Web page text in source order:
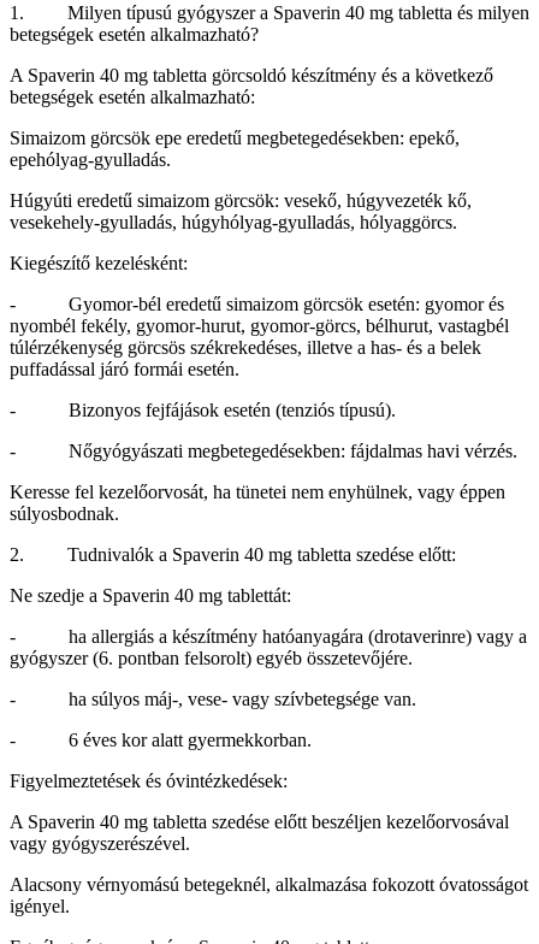
1. Milyen típusú gyógyszer a Spaverin 40 mg tabletta és milyen
betegségek esetén alkalmazható?
A Spaverin 40 mg tabletta görcsoldó készítmény és a következő
betegségek esetén alkalmazható:
Simaizom görcsök epe eredetű megbetegedésekben: epekő,
epehólyag-gyulladás.
Húgyúti eredetű simaizom görcsök: vesekő, húgyvezeték kő,
vesekehely-gyulladás, húgyhólyag-gyulladás, hólyaggörcs.
Kiegészítő kezelésként:
- Gyomor-bél eredetű simaizom görcsök esetén: gyomor és
nyombél fekély, gyomor-hurut, gyomor-görcs, bélhurut, vastagbél
túlérzékenység görcsös székrekedéses, illetve a has- és a belek
puffadással járó formái esetén.
- Bizonyos fejfájások esetén (tenziós típusú).
- Nőgyógyászati megbetegedésekben: fájdalmas havi vérzés.
Keresse fel kezelőorvosát, ha tünetei nem enyhülnek, vagy éppen
súlyosbodnak.
2. Tudnivalók a Spaverin 40 mg tabletta szedése előtt:
Ne szedje a Spaverin 40 mg tablettát:
- ha allergiás a készítmény hatóanyagára (drotaverinre) vagy a
gyógyszer (6. pontban felsorolt) egyéb összetevőjére.
- ha súlyos máj-, vese- vagy szívbetegsége van.
- 6 éves kor alatt gyermekkorban.
Figyelmeztetések és óvintézkedések:
A Spaverin 40 mg tabletta szedése előtt beszéljen kezelőorvosával
vagy gyógyszerészével.
Alacsony vérnyomású betegeknél, alkalmazása fokozott óvatosságot
igényel.